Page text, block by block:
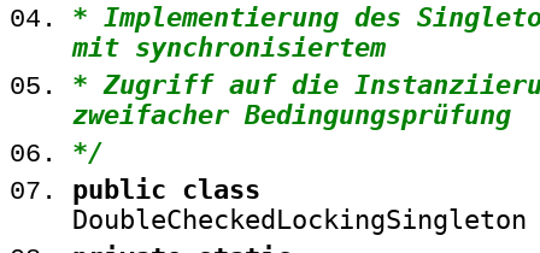
* Implementierung des
mit synchronisiertem
* Zugriff auf die
zweifacher Bedingungsprüfung
*/
public class